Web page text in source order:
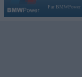
Par BMWPower